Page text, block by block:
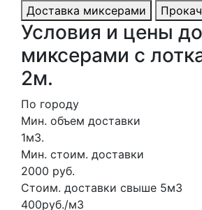
Доставка миксерами
Условия и цены
миксерами с
2м.
По городу
Мин. объем доставки
1м3.
Мин. стоим. доставки
2000 руб.
Стоим. доставки свыше 5м3
400руб./м3